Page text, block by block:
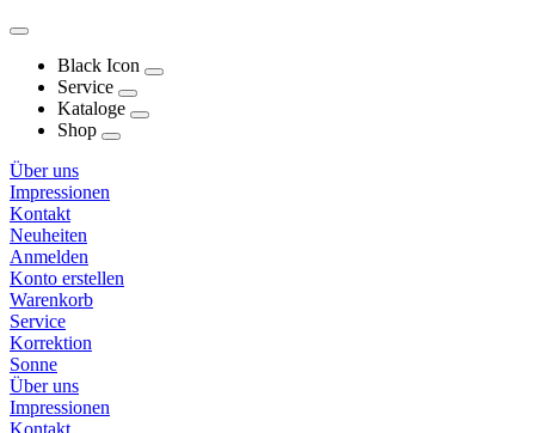
Black Icon
Service
Kataloge
Shop
Über uns
Impressionen
Kontakt
Neuheiten
Anmelden
Konto erstellen
Warenkorb
Service
Korrektion
Sonne
Über uns
Impressionen
Kontakt